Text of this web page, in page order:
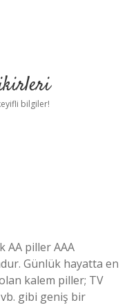
bilgiler!
AA piller AAA
Günlük hayatta en
kalem piller; TV
gibi geniş bir